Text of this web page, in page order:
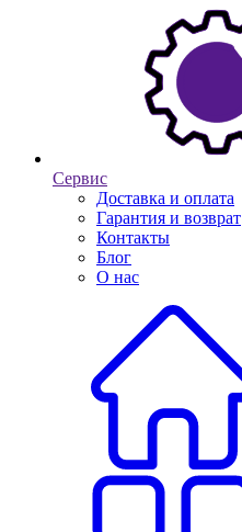
Сервис
Доставка и оплата
Гарантия и возврат
Контакты
Блог
О нас